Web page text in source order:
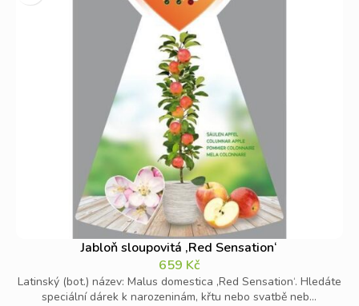
Jabloň sloupovitá ‚Red Sensation‘
659 Kč
Latinský (bot.) název: Malus domestica ‚Red Sensation‘. Hledáte
speciální dárek k narozeninám, křtu nebo svatbě neb...